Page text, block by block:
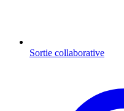
Sortie collaborative